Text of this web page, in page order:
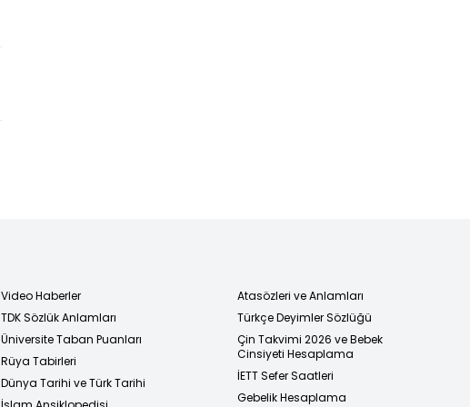
Video Haberler
TDK Sözlük Anlamları
Üniversite Taban Puanları
Rüya Tabirleri
Dünya Tarihi ve Türk Tarihi
Atasözleri ve Anlamları
Türkçe Deyimler Sözlüğü
Çin Takvimi 2026 ve Bebek
Cinsiyeti Hesaplama
İETT Sefer Saatleri
Gebelik Hesaplama